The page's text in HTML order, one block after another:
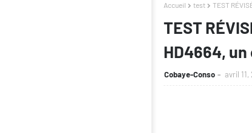
Accueil test TEST
TEST
HD4664,
Cobaye-Conso avril 11,